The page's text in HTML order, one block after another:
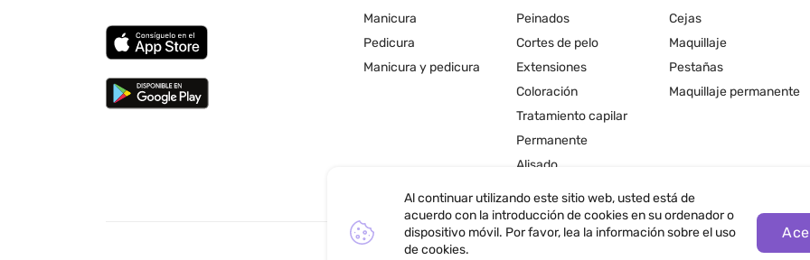
Manicura
Pedicura
Manicura y pedicura
Peinados
Cortes de pelo
Extensiones
Coloración
Tratamiento capilar
Permanente
Alisado
Cejas
Maquillaje
Pestañas
Maquillaje permanente
Al continuar utilizando este sitio web, usted está de
acuerdo con la introducción de cookies en su ordenador o
dispositivo móvil. Por favor, lea la información sobre el uso
de cookies.